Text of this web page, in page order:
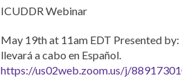
ICUDDR Webinar
May 19th at 11am EDT Presented by:
llevará a cabo en Español.
https://us02web.zoom.us/j/